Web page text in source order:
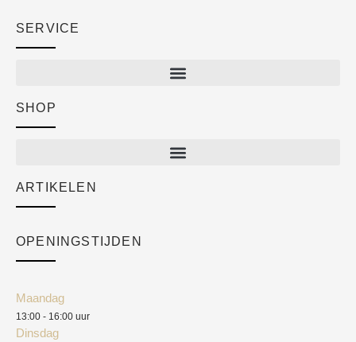
SERVICE
Academy
SHOP
ARTIKELEN
OPENINGSTIJDEN
Maandag
13:00 - 16:00 uur
Dinsdag